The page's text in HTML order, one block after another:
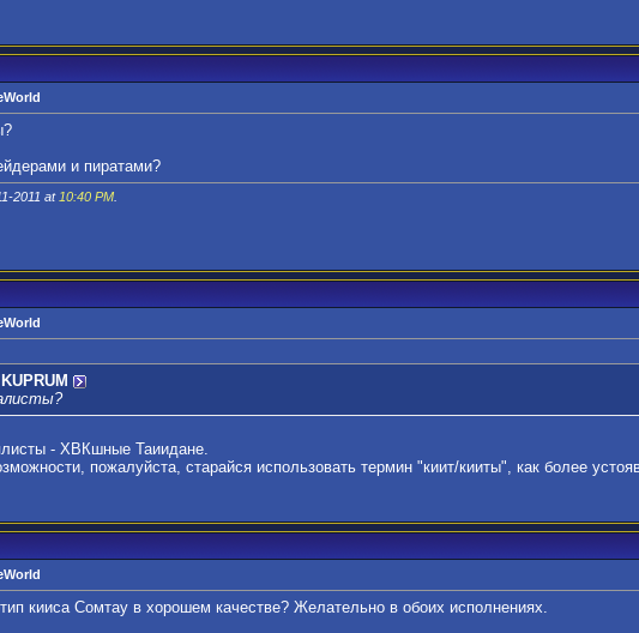
и пиратами?
2011 at 10:40 PM
KUPRUM
- ХВКшные Таиидане.
пожалуйста, старайся использовать термин "киит/кииты", как более
кииса Сомтау в хорошем качестве? Желательно в обоих исполнениях.